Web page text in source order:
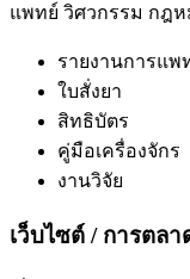
แพทย์ วิศวกรรม กฎ
รายงานการแพ
ใบสั่งยา
สิทธิบัตร
คู่มือเครื่องจักร
งานวิจัย
เว็บไซต์ / การตล